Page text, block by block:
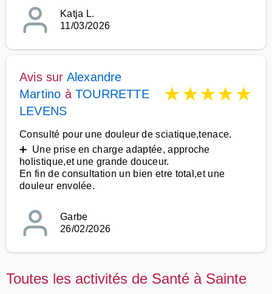
Katja L.
11/03/2026
Avis sur Alexandre
Martino àTOURRETTE
LEVENS
★★★★★
Consulté pour une douleur de sciatique,tenace.
➕ Une prise en charge adaptée, approche
holistique,et une grande douceur.
En fin de consultation un bien etre total,et une
douleur envolée.
Garbe
26/02/2026
Toutes les activités de Santé à Sainte